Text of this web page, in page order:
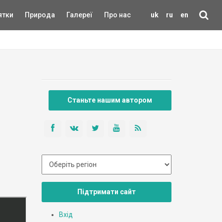
uk ru en
Природа Галереї Про нас
Станьте нашим автором
Підтримати сайт
Вхід